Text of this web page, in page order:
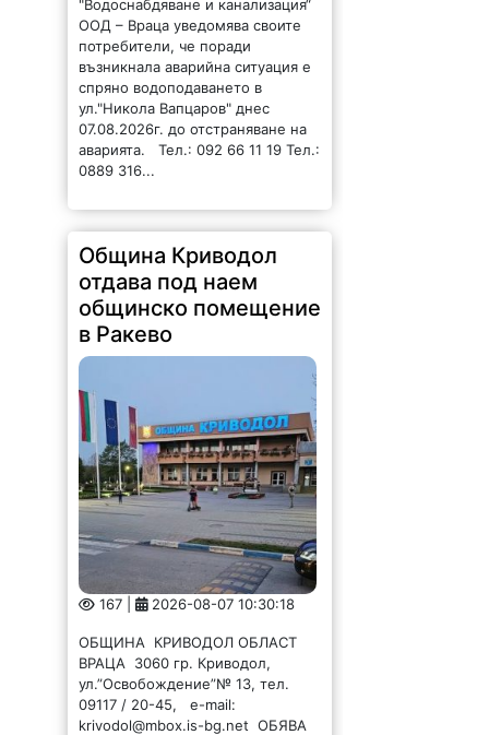
"Водоснабдяване и канализация“
ООД – Враца уведомява своите
потребители, че поради
възникнала аварийна ситуация е
спряно водоподаването в
ул."Никола Вапцаров" днес
07.08.2026г. до отстраняване на
аварията. Тел.: 092 66 11 19 Тел.:
0889 316...
Община Криводол
отдава под наем
общинско помещение
в Ракево
167 | 2026-08-07 10:30:18
ОБЩИНА КРИВОДОЛ ОБЛАСТ
ВРАЦА 3060 гр. Криводол,
ул.”Освобождение”№ 13, тел.
09117 / 20-45, e-mail:
krivodol@mbox.is-bg.net ОБЯВА